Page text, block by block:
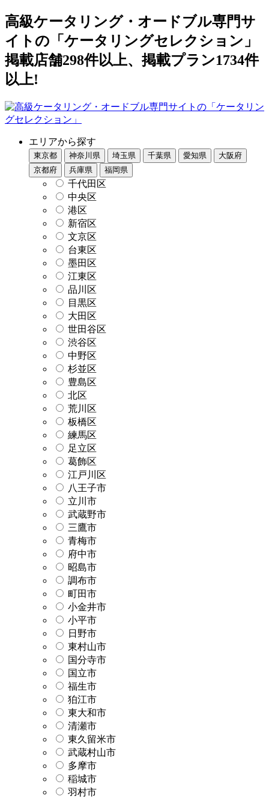
高級ケータリング・オードブル専門サ
イトの「ケータリングセレクション」
掲載店舗298件以上、掲載プラン1734件
以上!
エリアから探す
東京都 神奈川県 埼玉県 千葉県 愛知県
大阪府
京都府
兵庫県 福岡県
千代田区
中央区
港区
新宿区
文京区
台東区
墨田区
江東区
品川区
目黒区
大田区
世田谷区
渋谷区
中野区
杉並区
豊島区
北区
荒川区
板橋区
練馬区
足立区
葛飾区
江戸川区
八王子市
立川市
武蔵野市
三鷹市
青梅市
府中市
昭島市
調布市
町田市
小金井市
小平市
日野市
東村山市
国分寺市
国立市
福生市
狛江市
東大和市
清瀬市
東久留米市
武蔵村山市
多摩市
稲城市
羽村市